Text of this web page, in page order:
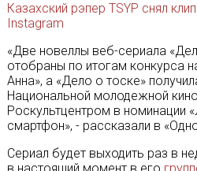
Казахский рэпер TSYP снял
Instagram
«Две новеллы веб-сериала
отобраны по итогам конкурса
Анна», а «Дело о тоске»
Национальной молодежной
Роскультцентром в номинации
смартфон», - рассказали в
Сериал будет выходить раз в